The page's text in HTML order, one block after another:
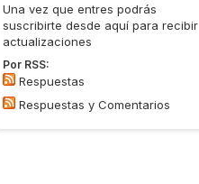
Una vez que entres podrás
suscribirte desde aquí para recibir
actualizaciones
Por RSS:
Respuestas
Respuestas y Comentarios